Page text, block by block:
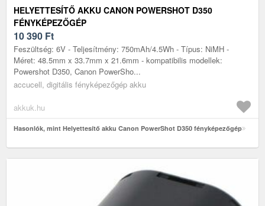
HELYETTESÍTŐ AKKU CANON POWERSHOT D350
FÉNYKÉPEZŐGÉP
10 390 Ft
Feszültség: 6V - Teljesítmény: 750mAh/4.5Wh - Típus: NiMH -
Méret: 48.5mm x 33.7mm x 21.6mm - kompatibilis modellek:
Powershot D350, Canon PowerSho...
accucell, digitális fényképezőgép akku
akkuk.hu
Hasonlók, mint Helyettesítő akku Canon PowerShot D350 fényképezőgép